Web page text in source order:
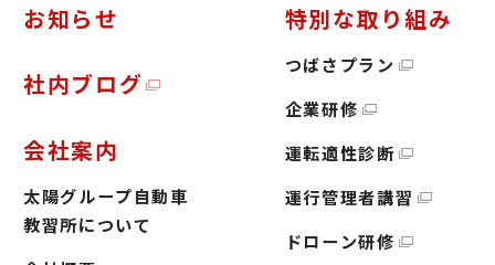
お知らせ
社内ブログ
会社案内
太陽グループ自動車
教習所について
特別な取り組み
つばさプラン
企業研修
運転適性診断
運行管理者講習
ドローン研修